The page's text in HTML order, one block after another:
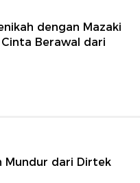
dengan Mazaki
Berawal dari
Mundur dari Dirtek